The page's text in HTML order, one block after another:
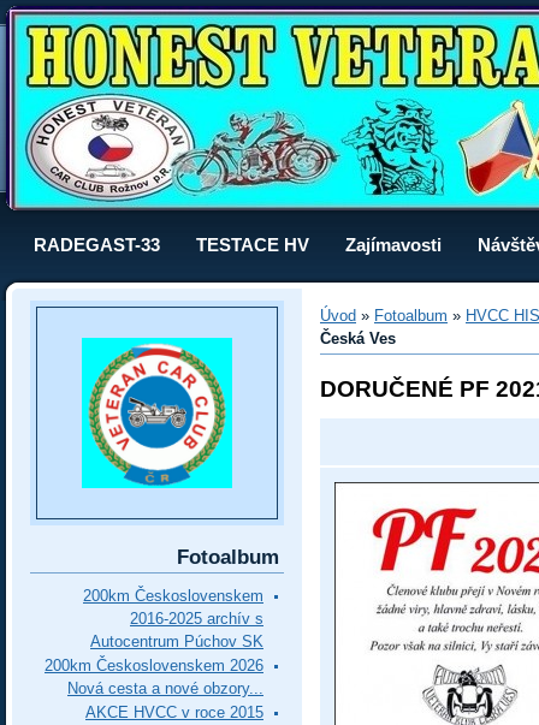
RADEGAST-33 TESTACE HV Zajímavosti
Úvod » Fotoalbum » HVCC
Česká Ves
DORUČENÉ PF
Fotoalbum
200km Československem
2016-2025 archív s
Autocentrum Púchov SK
200km Československem 2026
Nová cesta a nové obzory...
AKCE HVCC v roce 2015